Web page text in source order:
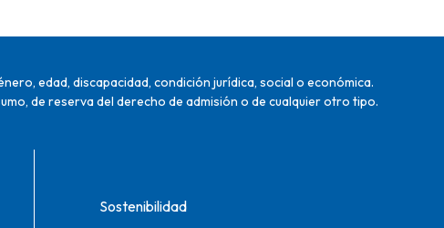
edad, discapacidad, condición jurídica, social o económica.
de reserva del derecho de admisión o de cualquier otro tipo.
Sostenibilidad